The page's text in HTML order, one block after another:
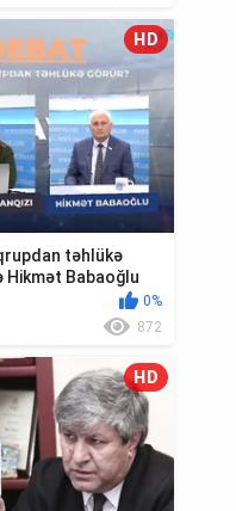
HD
təhlükə
Hikmət Babaoğlu
0%
872
HD